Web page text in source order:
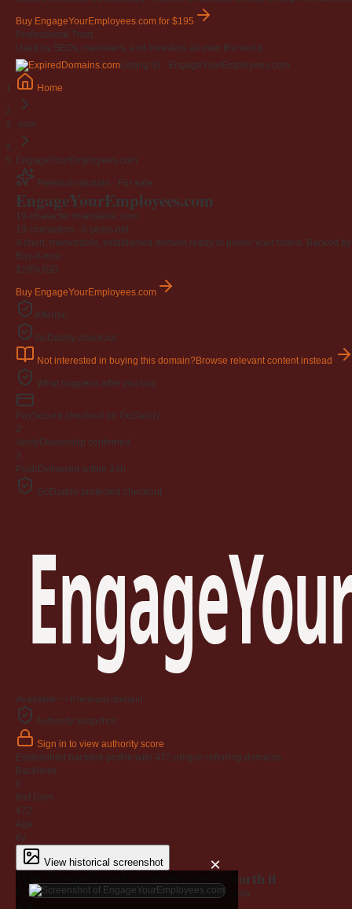
Buy EngageYourEmployees.com for $195
Professional Trust
Used by SEOs, marketers, and investors all over the world.
Listing ID · EngageYourEmployees.com
Home
.com
EngageYourEmployees.com
Premium domain · For sale
EngageYourEmployees.com
19-character brandable .com
19 characters · 6 years old
A short, memorable, established domain ready to power your brand. Backed
Buy-it-now
$195USD
Buy EngageYourEmployees.com
Afternic
GoDaddy checkout
Not interested in buying this domain?Browse relevant content instead
What happens after you buy
PaySecure checkout on GoDaddy
2
VerifyOwnership confirmed
3
Push Delivered within 24h
GoDaddy-protected checkout
Available — Premium domain
Authority snapshot
Sign in to view authority score
Established backlink profile with 472 unique referring domains.
Backlinks
0
Ref Dom
472
Age
6y
View historical screenshot ×
Why EngageYourEmployees.com is worth it
Every claim below is backed by verified third-party data.